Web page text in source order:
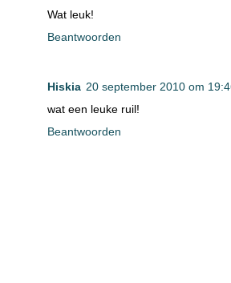
Wat leuk!
Beantwoorden
Hiskia 20 september 2010 om
wat een leuke ruil!
Beantwoorden